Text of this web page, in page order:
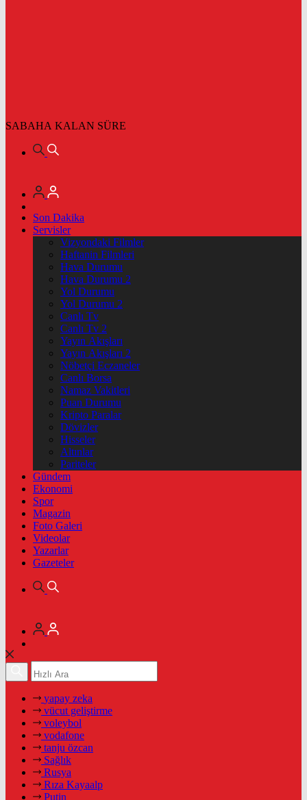
SABAHA KALAN SÜRE
Son Dakika
Servisler
Vizyondaki Filmler
Haftanin Filmleri
Hava Durumu
Hava Durumu 2
Yol Durumu
Yol Durumu 2
Canlı Tv
Canlı Tv 2
Yayın Akışları
Yayın Akışları 2
Nöbetçi Eczaneler
Canlı Borsa
Namaz Vakitleri
Puan Durumu
Kripto Paralar
Dövizler
Hisseler
Altınlar
Pariteler
Gündem
Ekonomi
Spor
Magazin
Foto Galeri
Videolar
Yazarlar
Gazeteler
yapay zeka
vücut geliştirme
voleybol
vodafone
tanju özcan
Sağlık
Rusya
Rıza Kayaalp
Putin